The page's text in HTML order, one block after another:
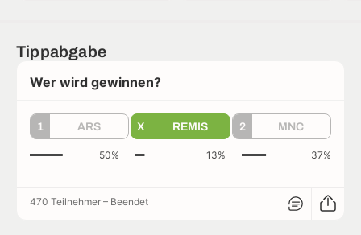
Tippabgabe
Wer wird gewinnen?
1 ARS X REMIS 2 MNC
50% 13% 37%
470 Teilnehmer – Beendet